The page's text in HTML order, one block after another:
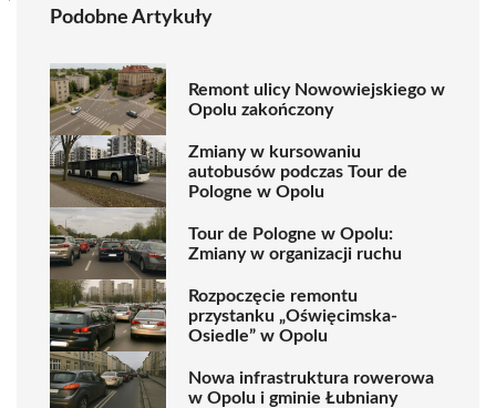
Podobne Artykuły
Remont ulicy Nowowiejskiego w
Opolu zakończony
Zmiany w kursowaniu
autobusów podczas Tour de
Pologne w Opolu
Tour de Pologne w Opolu:
Zmiany w organizacji ruchu
Rozpoczęcie remontu
przystanku „Oświęcimska-
Osiedle” w Opolu
Nowa infrastruktura rowerowa
w Opolu i gminie Łubniany